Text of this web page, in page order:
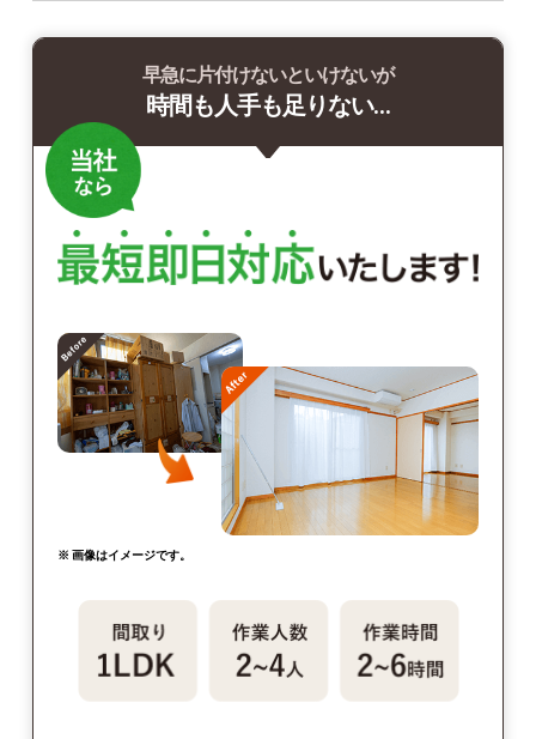
早急に片付けないといけないが
時間も人手も足りない…
※ 画像はイメージです。